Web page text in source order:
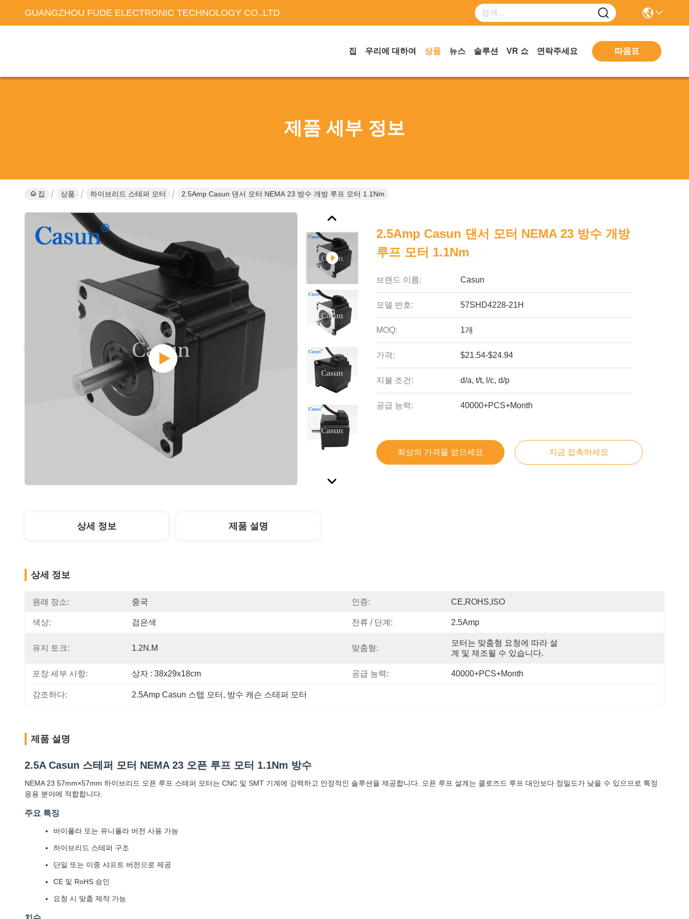
GUANGZHOU FUDE ELECTRONIC TECHNOLOGY CO.,LTD
집 우리에 대하여 상품 뉴스 솔루션 VR 쇼 연락주세요 따옴표
제품 세부 정보
집 상품 하이브리드 스테퍼 모터 2.5Amp Casun 댄서 모터 NEMA 23 방수 개방 루프 모터 1.1Nm
2.5Amp Casun 댄서 모터 NEMA 23 방수 개방
루프 모터 1.1Nm
브랜드 이름: Casun
모델 번호: 57SHD4228-21H
MOQ: 1개
가격: $21.54-$24.94
지불 조건: d/a, t/t, l/c, d/p
공급 능력: 40000+PCS+Month
최상의 가격을 얻으세요 지금 접촉하세요
상세 정보 제품 설명
상세 정보
원래 장소: 중국 인증: CE,ROHS,ISO
색상: 검은색 전류 / 단계: 2.5Amp
유지 토크: 1.2N.m 맞춤형:
모터는 맞춤형 요청에 따라 설
계 및 제조될 수 있습니다.
포장 세부 사항: 상자 : 38x29x18cm 공급 능력: 40000+PCS+Month
강조하다: 2.5Amp Casun 스텝 모터 , 방수 캐슨 스테퍼 모터
제품 설명
2.5A Casun 스테퍼 모터 NEMA 23 오픈 루프 모터 1.1Nm 방수
NEMA 23 57mm×57mm 하이브리드 오픈 루프 스테퍼 모터는 CNC 및 SMT 기계에 강력하고 안정적인 솔루션을 제공합니다. 오픈 루프 설계는 클로즈드 루프 대안보다 정밀도가 낮을 수 있으므로 특정
응용 분야에 적합합니다.
주요 특징
바이폴라 또는 유니폴라 버전 사용 가능
하이브리드 스테퍼 구조
단일 또는 이중 샤프트 버전으로 제공
CE 및 RoHS 승인
요청 시 맞춤 제작 가능